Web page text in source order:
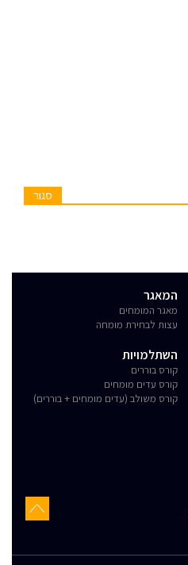
סגור
המאגר
מאגר המומחים
עצות לבחירת מומחה
השתלמויות
קורס בוררים
קורס עדים מומחים
קורס משולב (עדים מומחים + בוררים)